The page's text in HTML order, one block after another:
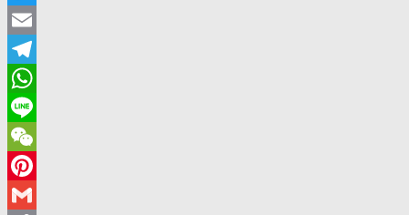
Twitter
Email
Telegram
WhatsApp
Line
WeChat
Pinterest